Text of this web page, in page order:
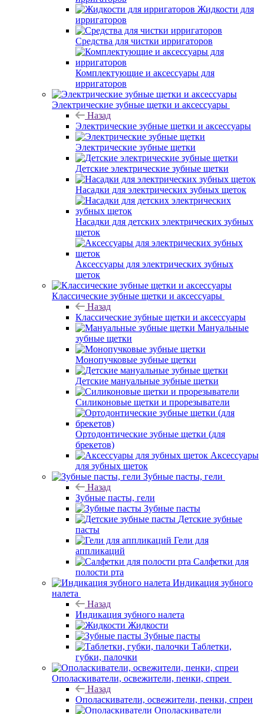
Жидкости для
ирригаторов
Средства для чистки ирригаторов
Комплектующие и аксессуары для
ирригаторов
Электрические зубные щетки и аксессуары
Назад
Электрические зубные щетки и аксессуары
Электрические зубные щетки
Детские электрические зубные щетки
Насадки для электрических зубных щеток
Насадки для детских электрических зубных
щеток
Аксессуары для электрических зубных
щеток
Классические зубные щетки и аксессуары
Назад
Классические зубные щетки и аксессуары
Мануальные
зубные щетки
Монопучковые зубные щетки
Детские мануальные зубные щетки
Силиконовые щетки и прорезыватели
Ортодонтические зубные щетки (для
брекетов)
Аксессуары
для зубных щеток
Зубные пасты, гели
Назад
Зубные пасты, гели
Зубные пасты
Детские зубные
пасты
Гели для
аппликаций
Салфетки для
полости рта
Индикация зубного
налета
Назад
Индикация зубного налета
Жидкости
Зубные пасты
Таблетки,
губки, палочки
Ополаскиватели, освежители, пенки, спреи
Назад
Ополаскиватели, освежители, пенки, спреи
Ополаскиватели